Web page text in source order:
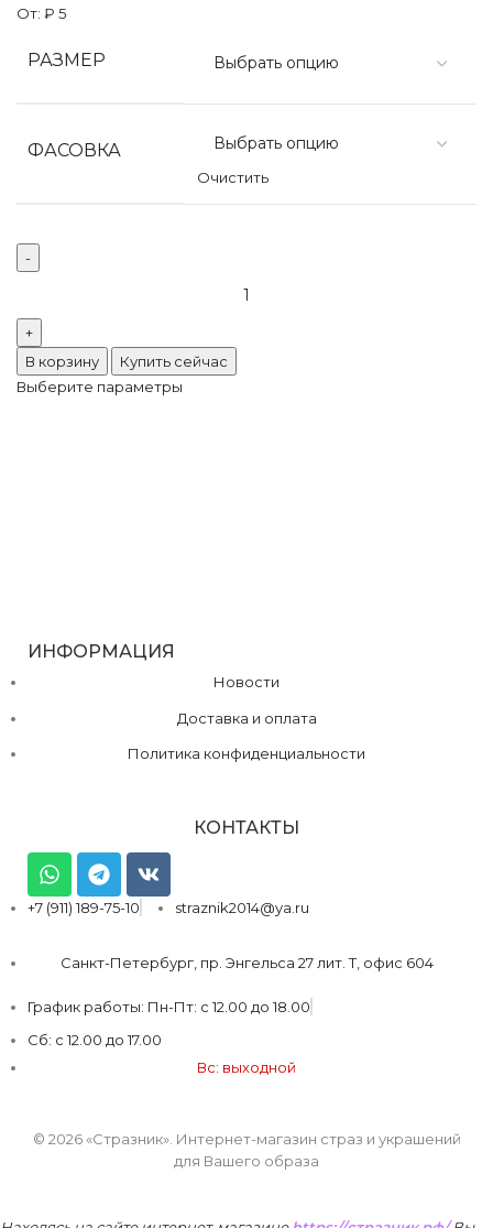
От: ₽ 5
РАЗМЕР
ФАСОВКА
Очистить
В корзину
Купить сейчас
Выберите параметры
ИНФОРМАЦИЯ
Новости
Доставка и оплата
Политика конфиденциальности
КОНТАКТЫ
+7 (911) 189-75-10 straznik2014@ya.ru
Санкт-Петербург, пр. Энгельса 27 лит. Т, офис 604
График работы: Пн-Пт: с 12.00 до 18.00
Сб: с 12.00 до 17.00
Вс: выходной
© 2026 «Стразник». Интернет-магазин страз и украшений
для Вашего образа